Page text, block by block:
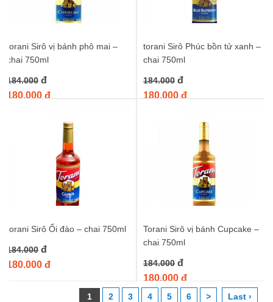
torani Sirô vị bánh phô mai –
chai 750ml
184.000 đ
180.000 đ
torani Sirô Phúc bồn tử xanh –
chai 750ml
184.000 đ
180.000 đ
torani Sirô Ổi đào – chai 750ml
184.000 đ
180.000 đ
Torani Sirô vị bánh Cupcake –
chai 750ml
184.000 đ
180.000 đ
1 2 3 4 5 6 > Last ›